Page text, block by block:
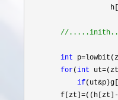
//
int p=
for(int
if
        f[zt]
=((h[zt]-